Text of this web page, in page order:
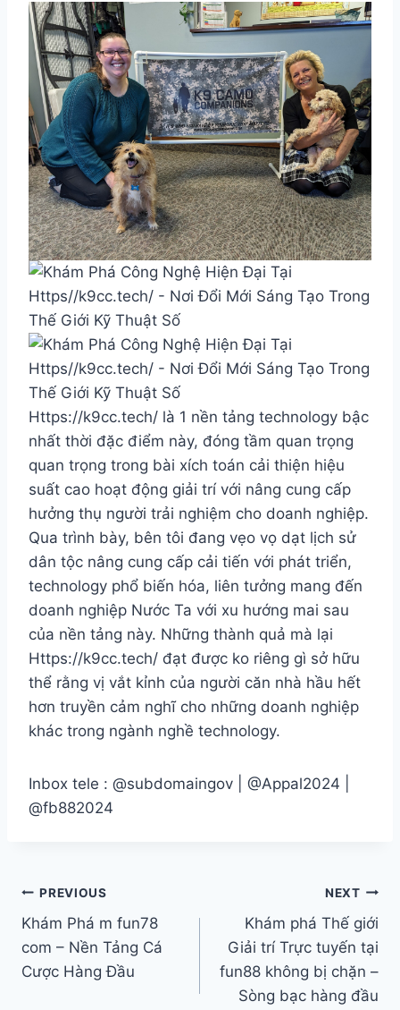
Https://k9cc.tech/ là 1 nền tảng technology bậc
nhất thời đặc điểm này, đóng tầm quan trọng
quan trọng trong bài xích toán cải thiện hiệu
suất cao hoạt động giải trí với nâng cung cấp
hưởng thụ người trải nghiệm cho doanh nghiệp.
Qua trình bày, bên tôi đang vẹo vọ dạt lịch sử
dân tộc nâng cung cấp cải tiến với phát triển,
technology phổ biến hóa, liên tưởng mang đến
doanh nghiệp Nước Ta với xu hướng mai sau
của nền tảng này. Những thành quả mà lại
Https://k9cc.tech/ đạt được ko riêng gì sở hữu
thể rằng vị vắt kỉnh của người căn nhà hầu hết
hơn truyền cảm nghĩ cho những doanh nghiệp
khác trong ngành nghề technology.
Inbox tele : @subdomaingov | @Appal2024 |
@fb882024
PREVIOUS
Khám Phá m fun78
com – Nền Tảng Cá
Cược Hàng Đầu
NEXT
Khám phá Thế giới
Giải trí Trực tuyến tại
fun88 không bị chặn –
Sòng bạc hàng đầu